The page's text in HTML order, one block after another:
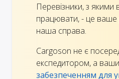
Перевізники, з якими
працювати, - це ваше
наша справа.
Cargoson не є
експедитором, а
забезпеченням для